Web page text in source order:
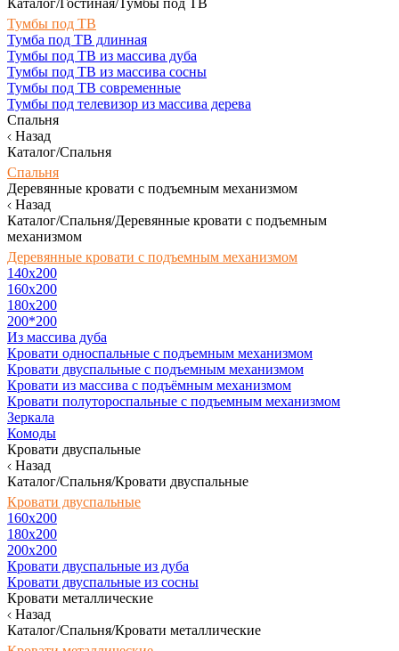
Каталог/Гостиная/Тумбы под ТВ
Тумбы под ТВ
Тумба под ТВ длинная
Тумбы под ТВ из массива дуба
Тумбы под ТВ из массива сосны
Тумбы под ТВ современные
Тумбы под телевизор из массива дерева
Спальня
Назад
Каталог/Спальня
Спальня
Деревянные кровати с подъемным механизмом
Назад
Каталог/Спальня/Деревянные кровати с подъемным
механизмом
Деревянные кровати с подъемным механизмом
140x200
160х200
180х200
200*200
Из массива дуба
Кровати односпальные с подъемным механизмом
Кровати двуспальные с подъемным механизмом
Кровати из массива с подъёмным механизмом
Кровати полутороспальные с подъемным механизмом
Зеркала
Комоды
Кровати двуспальные
Назад
Каталог/Спальня/Кровати двуспальные
Кровати двуспальные
160х200
180x200
200x200
Кровати двуспальные из дуба
Кровати двуспальные из сосны
Кровати металлические
Назад
Каталог/Спальня/Кровати металлические